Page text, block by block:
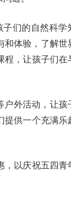
们的自然科学
和体验，了解世
程，让孩子们在
户外活动，让孩
提供一个充满乐
，以庆祝五四青